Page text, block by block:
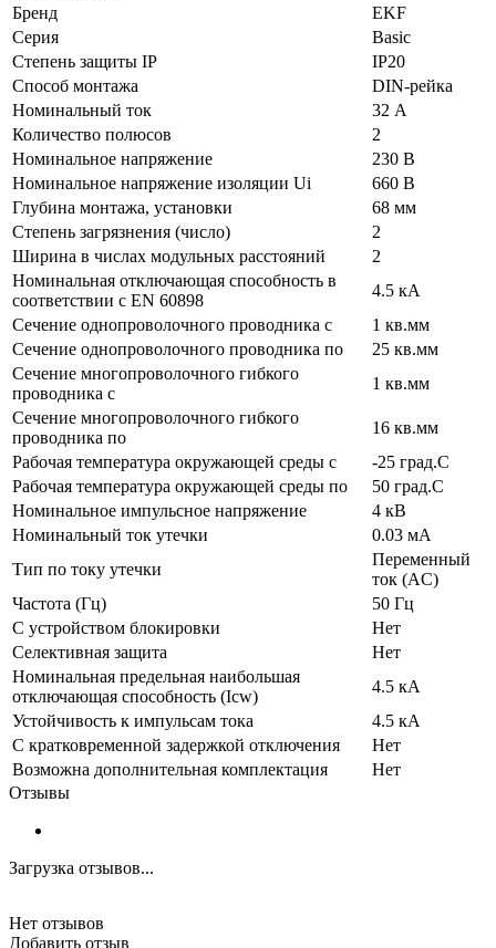
Бренд
EKF
Серия
Basic
Степень защиты IP
IP20
Способ монтажа
DIN-рейка
Номинальный ток
32 А
Количество полюсов
2
Номинальное напряжение
230 В
Номинальное напряжение изоляции Ui
660 В
Глубина монтажа, установки
68 мм
Степень загрязнения (число)
2
Ширина в числах модульных расстояний
2
Номинальная отключающая способность в
соответствии с EN 60898
4.5 кА
Сечение однопроволочного проводника с
1 кв.мм
Сечение однопроволочного проводника по
25 кв.мм
Сечение многопроволочного гибкого
проводника с
1 кв.мм
Сечение многопроволочного гибкого
проводника по
16 кв.мм
Рабочая температура окружающей среды с
-25 град.C
Рабочая температура окружающей среды по
50 град.C
Номинальное импульсное напряжение
4 кВ
Номинальный ток утечки
0.03 мА
Тип по току утечки
Переменный
ток (AC)
Частота (Гц)
50 Гц
С устройством блокировки
Нет
Селективная защита
Нет
Номинальная предельная наибольшая
отключающая способность (Icw)
4.5 кА
Устойчивость к импульсам тока
4.5 кА
С кратковременной задержкой отключения
Нет
Возможна дополнительная комплектация
Нет
Отзывы
Загрузка отзывов...
Нет отзывов
Добавить отзыв